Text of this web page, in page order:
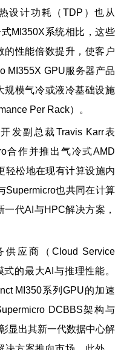
设计功耗（TDP）也从
MI350X系统相比，这些
的性能倍数提升，使客户
MI355X GPU服务器产品
规模气冷或液冷基础设施
Per Rack）。
发副总裁Travis Karr表
合作并推出气冷式AMD
轻松地在现有计算设施内
Supermicro也共同在计算
代AI与HPC解决方案，
应商（Cloud Service
的最大AI与推理性能。
MI350系列GPU的加速
DCBBS架构与
显出其新一代数据中心解